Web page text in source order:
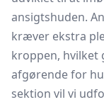
ansigtshuden.
kræver ekstra
kroppen, hvilket
afgørende for
sektion vil vi